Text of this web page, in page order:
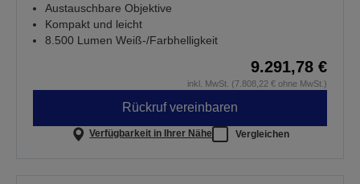
Austauschbare Objektive
Kompakt und leicht
8.500 Lumen Weiß-/Farbhelligkeit
9.291,78 €
inkl. MwSt. (7.808,22 € ohne MwSt.)
Rückruf vereinbaren
Verfügbarkeit in Ihrer Nähe Vergleichen